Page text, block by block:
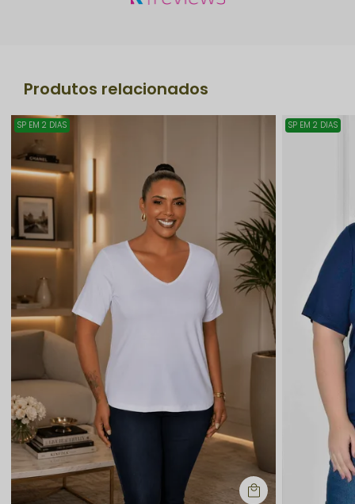
Produtos relacionados
SP EM 2 DIAS SP EM 2 DIAS